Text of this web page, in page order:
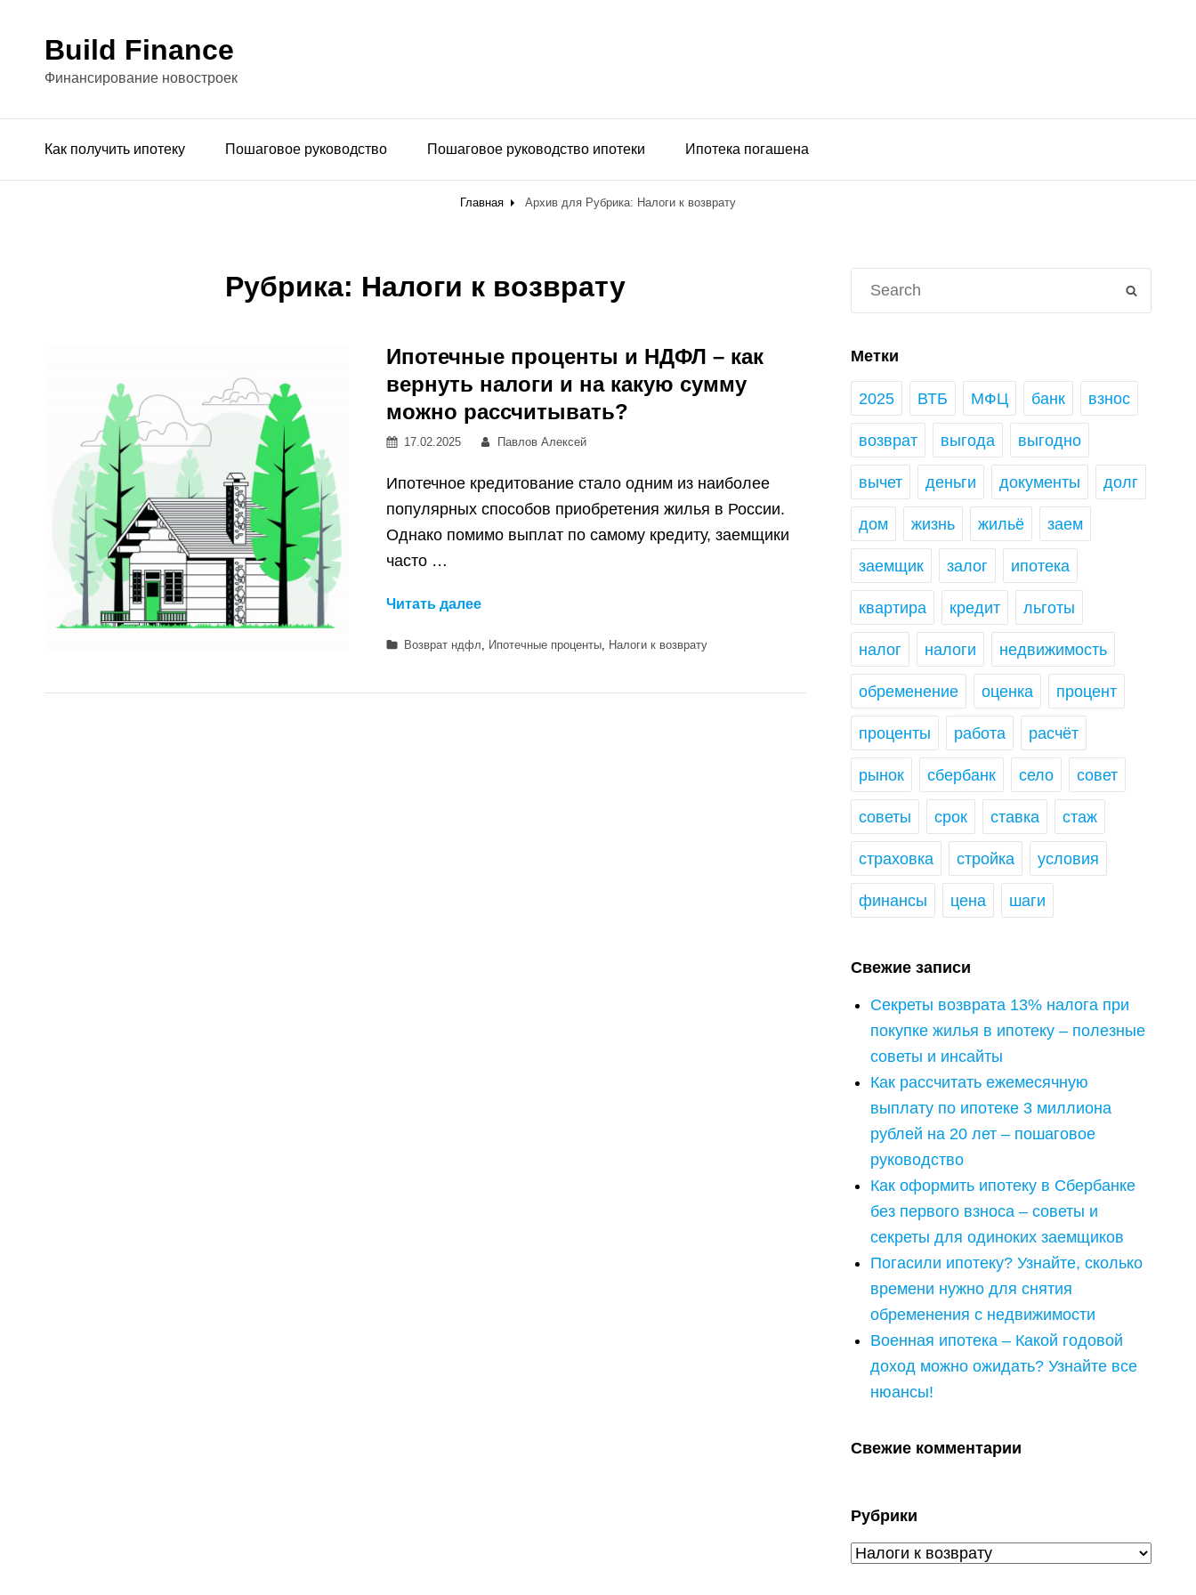
Build Finance
Финансирование новостроек
Как получить ипотеку Пошаговое руководство Пошаговое руководство ипотеки Ипотека погашена
Главная Архив для Рубрика: Налоги к возврату
Рубрика: Налоги к возврату
Ипотечные проценты и НДФЛ – как
вернуть налоги и на какую сумму
можно рассчитывать?
Posted
17.02.2025 Автор:
Павлов Алексей
Ипотечное кредитование стало одним из наиболее
популярных способов приобретения жилья в России.
Однако помимо выплат по самому кредиту, заемщики
часто …
Читать далееИпотечные
и
–
Категории
Возврат ндфл, Ипотечные проценты, Налоги к возврату
Метки
2025 ВТБ МФЦ банк взнос
возврат выгода выгодно
вычет деньги документы долг
дом жизнь жильё заем
заемщик залог ипотека
квартира кредит льготы
налог налоги недвижимость
обременение оценка процент
проценты работа расчёт
рынок сбербанк село совет
советы срок ставка стаж
страховка стройка условия
финансы цена шаги
Свежие записи
Секреты возврата 13% налога при
покупке жилья в ипотеку – полезные
советы и инсайты
Как рассчитать ежемесячную
выплату по ипотеке 3 миллиона
рублей на 20 лет – пошаговое
руководство
Как оформить ипотеку в Сбербанке
без первого взноса – советы и
секреты для одиноких заемщиков
Погасили ипотеку? Узнайте, сколько
времени нужно для снятия
обременения с недвижимости
Военная ипотека – Какой годовой
доход можно ожидать? Узнайте все
нюансы!
Свежие комментарии
Рубрики
Рубрики